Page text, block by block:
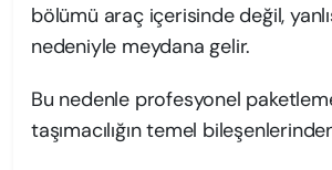
bölümü araç içerisinde değil,
nedeniyle meydana gelir.
Bu nedenle profesyonel
taşımacılığın temel